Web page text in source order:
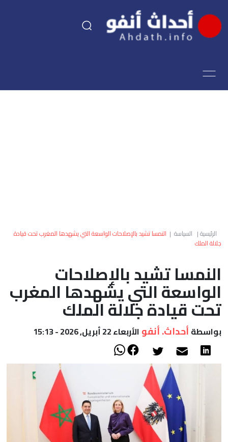
اقتصاد
العالم
الصحراء
الرئيسية| السياسة | النمسا تشيد بالإصلاحات الواسعة التي يشهدها المغرب تحت قيادة
جلالة الملك
النمسا تشيد بالإصلاحات
الواسعة التي يشهدها المغرب
تحت قيادة جلالة الملك
بواسطة أحداث. أنفو الأربعاء 22 أبريل, 2026 - 15:13